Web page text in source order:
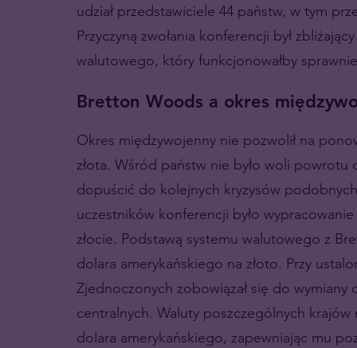
udział przedstawiciele 44 państw, w tym
Przyczyną zwołania konferencji był
walutowego, który funkcjonowałby
Bretton Woods a okres
Okres międzywojenny nie pozwolił na
złota. Wśród państw nie było woli powrotu
dopuścić do kolejnych kryzysów
uczestników konferencji było
złocie. Podstawą systemu walutowego z
dolara amerykańskiego na złoto. Przy
Zjednoczonych zobowiązał się do wymiany
centralnych. Waluty poszczególnych krajów
dolara amerykańskiego, zapewniając mu